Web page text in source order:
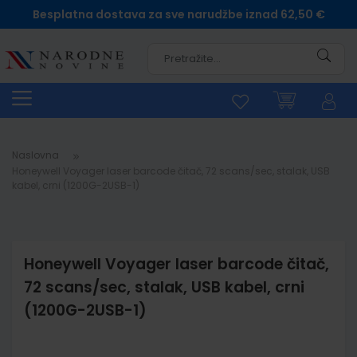
Besplatna dostava za sve narudžbe iznad 62,50 €
Naslovna
Honeywell Voyager laser barcode čitač,
72 scans/sec, stalak, USB kabel, crni
(1200G-2USB-1)